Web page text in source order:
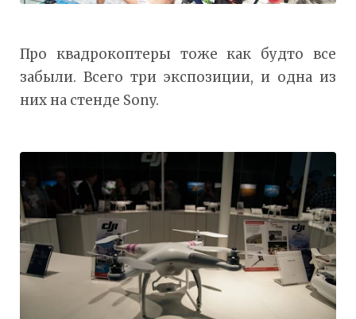
Про квадрокоптеры тоже как будто все
забыли. Всего три экспозиции, и одна из
них на стенде Sony.